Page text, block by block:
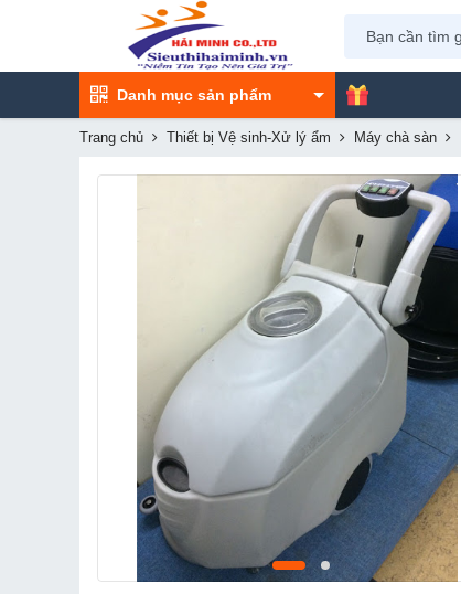
Danh mục sản phẩm
Trang chủ Thiết bị Vệ sinh-Xử lý ẩm Máy chà sàn